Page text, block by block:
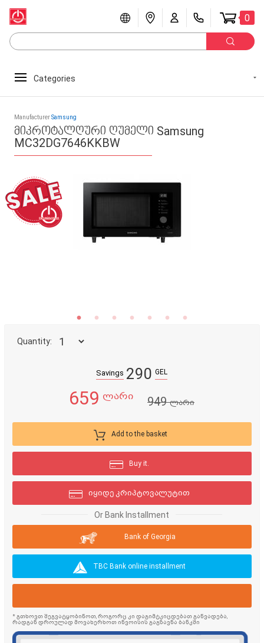
0
Categories
ManufacturerSamsung
მიკროტალღური ღუმელი Samsung
MC32DG7646KKBW
Quantity:
Savings 290 GEL
659 ლარი 949ლარი
Add to the basket
Buy it.
იყიდე კრიპტოვალუტით
Or Bank Installment
Bank of Georgia
TBC Bank online installment
* გთხოვთ შეგვატყობინოთ, როგორც კი დაგიმტკიცდებათ განვადება,
რადგან დროულად მოვახერხოთ ინვოისის გაგზავნა ბანკში